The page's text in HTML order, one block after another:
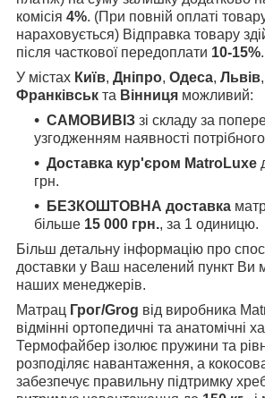
комісія 4%. (При повній оплаті
нараховується) Відправка товару
після часткової передоплати 10-15%.
У містах Київ, Дніпро, Одеса, Львів,
Франківськ та Вінниця можливий:
САМОВИВІЗ зі складу за
узгодженням наявності
Доставка кур'єром MatroLuxe
грн.
БЕЗКОШТОВНА доставка
більше 15 000 грн., за 1 одиницю.
Більш детальну інформацію про
доставки у Ваш населений пункт Ви
наших менеджерів.
Матрац Грог/Grog від виробника
відмінні ортопедичні та анатомічні
Термофайбер ізолює пружини та
розподіляє навантаження, а
забезпечує правильну підтримку